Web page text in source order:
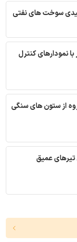
سوخت های نفتی
نمودارهای کنترل
از ستون های سنگی
تیرهای عمیق